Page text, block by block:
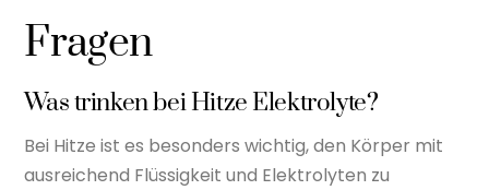
Fragen
Was trinken bei Hitze Elektrolyte?
Bei Hitze ist es besonders wichtig, den Körper mit
ausreichend Flüssigkeit und Elektrolyten zu